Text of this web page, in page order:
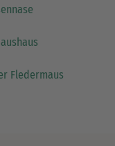
Fledermaus